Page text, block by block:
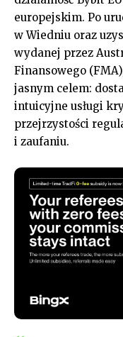
europejskim. Po
w Wiedniu oraz
wydanej przez
Finansowego
jasnym celem:
intuicyjne usługi
przejrzystości
i zaufaniu.